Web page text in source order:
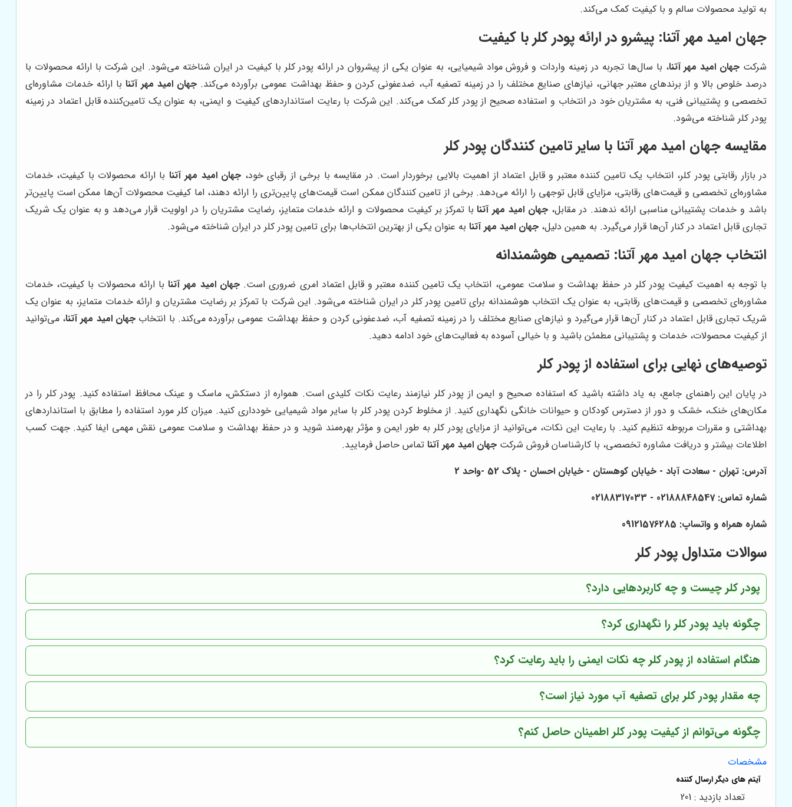
به تولید محصولات سالم و با کیفیت کمک می‌کند.
جهان امید مهر آتنا: پیشرو در ارائه پودر کلر با کیفیت
شرکت جهان امید مهر آتنا، با سال‌ها تجربه در زمینه واردات و فروش مواد شیمیایی، به عنوان یکی از پیشروان در ارائه پودر کلر با کیفیت در ایران شناخته می‌شود. این شرکت با ارائه محصولات با
درصد خلوص بالا و از برندهای معتبر جهانی، نیازهای صنایع مختلف را در زمینه تصفیه آب، ضدعفونی کردن و حفظ بهداشت عمومی برآورده می‌کند. جهان امید مهر آتنابا ارائه خدمات مشاوره‌ای
تخصصی و پشتیبانی فنی، به مشتریان خود در انتخاب و استفاده صحیح از پودر کلر کمک می‌کند. این شرکت با رعایت استانداردهای کیفیت و ایمنی، به عنوان یک تامین‌کننده قابل اعتماد در زمینه
پودر کلر شناخته می‌شود.
مقایسه جهان امید مهر آتنا با سایر تامین کنندگان پودر کلر
در بازار رقابتی پودر کلر، انتخاب یک تامین کننده معتبر و قابل اعتماد از اهمیت بالایی برخوردار است. در مقایسه با برخی از رقبای خود، جهان امید مهر آتنا با ارائه محصولات با کیفیت، خدمات
مشاوره‌ای تخصصی و قیمت‌های رقابتی، مزایای قابل توجهی را ارائه می‌دهد. برخی از تامین کنندگان ممکن است قیمت‌های پایین‌تری را ارائه دهند، اما کیفیت محصولات آن‌ها ممکن است پایین‌تر
باشد و خدمات پشتیبانی مناسبی ارائه ندهند. در مقابل، جهان امید مهر آتنابا تمرکز بر کیفیت محصولات و ارائه خدمات متمایز، رضایت مشتریان را در اولویت قرار می‌دهد و به عنوان یک شریک
تجاری قابل اعتماد در کنار آن‌ها قرار می‌گیرد. به همین دلیل، جهان امید مهر آتنابه عنوان یکی از بهترین انتخاب‌ها برای تامین پودر کلر در ایران شناخته می‌شود.
انتخاب جهان امید مهر آتنا: تصمیمی هوشمندانه
با توجه به اهمیت کیفیت پودر کلر در حفظ بهداشت و سلامت عمومی، انتخاب یک تامین کننده معتبر و قابل اعتماد امری ضروری است.جهان امید مهر آتنابا ارائه محصولات با کیفیت، خدمات
مشاوره‌ای تخصصی و قیمت‌های رقابتی، به عنوان یک انتخاب هوشمندانه برای تامین پودر کلر در ایران شناخته می‌شود. این شرکت با تمرکز بر رضایت مشتریان و ارائه خدمات متمایز، به عنوان یک
شریک تجاری قابل اعتماد در کنار آن‌ها قرار می‌گیرد و نیازهای صنایع مختلف را در زمینه تصفیه آب، ضدعفونی کردن و حفظ بهداشت عمومی برآورده می‌کند. با انتخاب جهان امید مهر آتنا، می‌توانید
از کیفیت محصولات، خدمات و پشتیبانی مطمئن باشید و با خیالی آسوده به فعالیت‌های خود ادامه دهید.
توصیه‌های نهایی برای استفاده از پودر کلر
در پایان این راهنمای جامع، به یاد داشته باشید که استفاده صحیح و ایمن از پودر کلر نیازمند رعایت نکات کلیدی است. همواره از دستکش، ماسک و عینک محافظ استفاده کنید. پودر کلر را در
مکان‌های خنک، خشک و دور از دسترس کودکان و حیوانات خانگی نگهداری کنید. از مخلوط کردن پودر کلر با سایر مواد شیمیایی خودداری کنید. میزان کلر مورد استفاده را مطابق با استانداردهای
بهداشتی و مقررات مربوطه تنظیم کنید. با رعایت این نکات، می‌توانید از مزایای پودر کلر به طور ایمن و مؤثر بهره‌مند شوید و در حفظ بهداشت و سلامت عمومی نقش مهمی ایفا کنید. جهت کسب
اطلاعات بیشتر و دریافت مشاوره تخصصی، با کارشناسان فروش شرکت جهان امید مهر آتناتماس حاصل فرمایید.
آدرس: تهران - سعادت آباد - خیابان کوهستان - خیابان احسان - پلاک 52 -واحد 2
شماره تماس: 02188848547 - 02188317033
شماره همراه و واتساپ: 09121576285
سوالات متداول پودر کلر
پودر کلر چیست و چه کاربردهایی دارد؟
چگونه باید پودر کلر را نگهداری کرد؟
هنگام استفاده از پودر کلر چه نکات ایمنی را باید رعایت کرد؟
چه مقدار پودر کلر برای تصفیه آب مورد نیاز است؟
چگونه می‌توانم از کیفیت پودر کلر اطمینان حاصل کنم؟
مشخصات
تعداد بازدید : 201